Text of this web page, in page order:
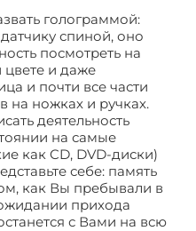
голограммой:
спиной, оно
посмотреть на
и даже
и почти все части
на ножках и ручках.
деятельность
на самые
как CD, DVD-диски)
себе: память
как Вы пребывали в
прихода
с Вами на всю